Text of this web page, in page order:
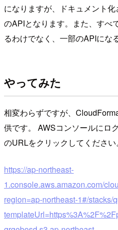
になりますが、ドキュメント
のAPIとなります。また、すべ
るわけでなく、一部のAPIにな
やってみた
相変わらずですが、
供です。 AWSコンソールにロ
のURLをクリックしてください。
https://ap-northeast-
1.console.aws.amazon.com/
region=ap-northeast-1#/stacks/